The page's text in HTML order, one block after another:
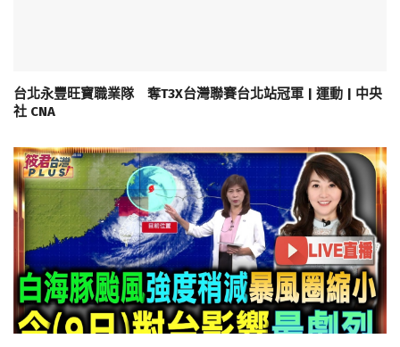
台北永豐旺寶職業隊 奪T3X台灣聯賽台北站冠軍 | 運動 | 中央
社 CNA